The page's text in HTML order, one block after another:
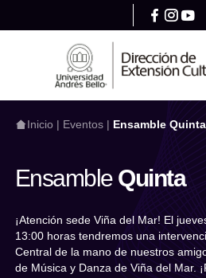
Escribir búsqueda
Inicio | Eventos | Ensamble Quinta
Ensamble Quinta
¡Atención sede Viña del Mar! El
13:00 horas tendremos una
Central de la mano de nuestros
de Música y Danza de Viña del Mar.